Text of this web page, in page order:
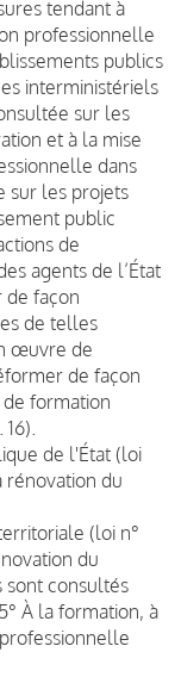
tendant à
professionnelle
publics
interministériels
sur les
et à la mise
dans
sur les projets
public
de
agents de l’État
de façon
de telles
œuvre de
de façon
de formation
de l'État (loi
rénovation du
(loi n°
du
sont consultés
À la formation, à